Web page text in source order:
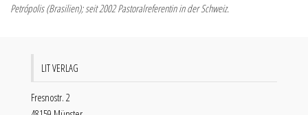
Petrópolis (Brasilien); seit 2002 Pastoralreferentin in der Schweiz.
LIT VERLAG
Fresnostr. 2